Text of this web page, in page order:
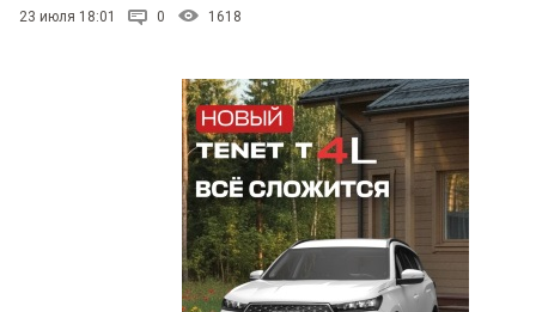
23 июля 18:01 0 1618